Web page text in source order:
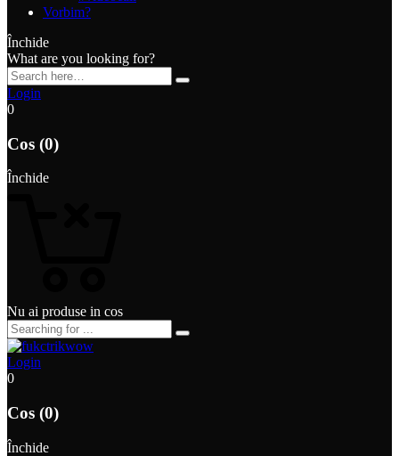
Vorbim?
Închide
What are you looking for?
Login
0
Cos (0)
Închide
Nu ai produse in cos
Login
0
Cos (0)
Închide